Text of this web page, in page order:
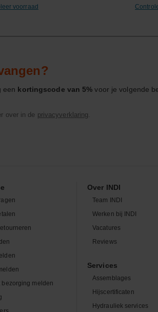
voorraad
een kortingscode van 5% voor je volgende
over in de privacyverklaring.
bezorging melden
Over INDI
Team INDI
Werken bij INDI
Vacatures
Reviews
Services
Assemblages
Hijscertificaten
Hydrauliek services